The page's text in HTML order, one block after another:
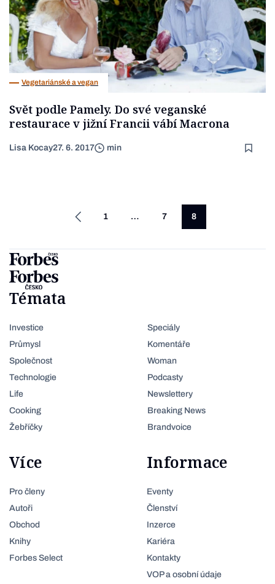
Vegetariánské a vegan
Svět podle Pamely. Do své veganské
restaurace v jižní Francii vábí Macrona
Lisa Kocay27. 6. 2017 min
1 … 7 8
Témata
Investice
Průmysl
Společnost
Technologie
Life
Cooking
Žebříčky
Speciály
Komentáře
Woman
Podcasty
Newslettery
Breaking News
Brandvoice
Více
Pro členy
Autoři
Obchod
Knihy
Forbes Select
Informace
Eventy
Členství
Inzerce
Kariéra
Kontakty
VOP a osobní údaje